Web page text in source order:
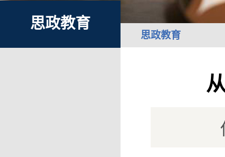
思政教育
思政教育